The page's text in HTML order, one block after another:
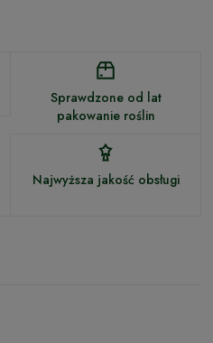
Sprawdzone od lat
pakowanie roślin
Najwyższa jakość obsługi